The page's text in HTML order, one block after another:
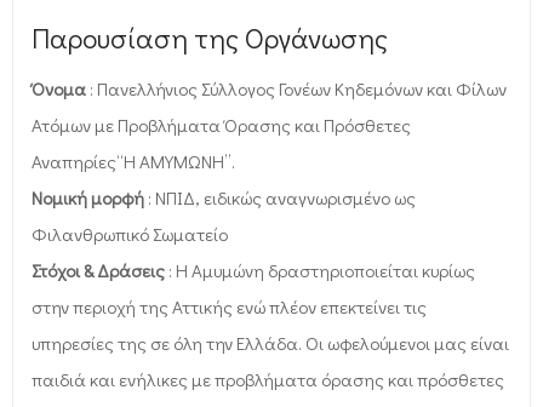
Παρουσίαση της Οργάνωσης
Όνομα : Πανελλήνιος Σύλλογος Γονέων Κηδεμόνων και Φίλων
Ατόμων με Προβλήματα Όρασης και Πρόσθετες
Αναπηρίες“Η ΑΜΥΜΩΝΗ”.
Νομική μορφή : ΝΠΙΔ, ειδικώς αναγνωρισμένο ως
Φιλανθρωπικό Σωματείο
Στόχοι & Δράσεις : Η Αμυμώνη δραστηριοποιείται κυρίως
στην περιοχή της Αττικής ενώ πλέον επεκτείνει τις
υπηρεσίες της σε όλη την Ελλάδα. Οι ωφελούμενοι μας είναι
παιδιά και ενήλικες με προβλήματα όρασης και πρόσθετες